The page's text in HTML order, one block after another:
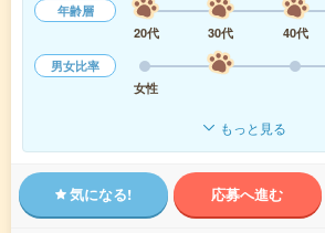
年齢層
20代
30代 40代
男女比率
女性
もっと見る
気になる! 応募へ進む